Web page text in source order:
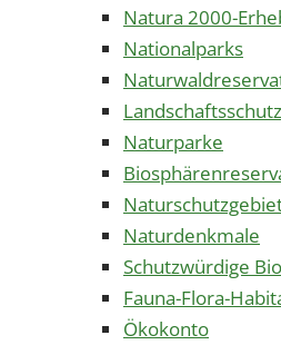
Natura 2000-
Nationalparks
Naturparke
Naturdenkmale
Schutzwürdige
Fauna-Flora-
Ökokonto